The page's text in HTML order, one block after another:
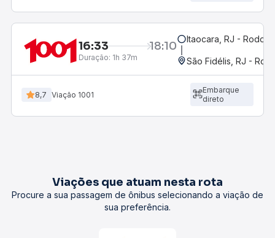
16:33 18:10
Duração: 1h 37m
Itaocara, RJ -
São Fidélis, RJ -
8,7 Viação 1001
Embarque
direto
Viações que atuam nesta rota
Procure a sua passagem de ônibus selecionando a viação de
sua preferência.